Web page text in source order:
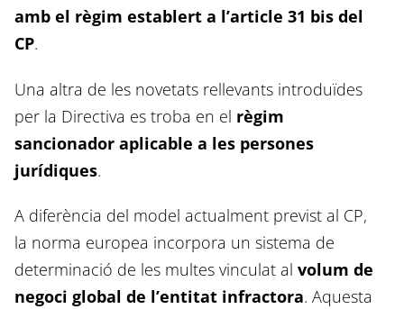
amb el règim establert a l’article 31 bis del
CP.
Una altra de les novetats rellevants introduïdes
per la Directiva es troba en el règim
sancionador aplicable a les persones
jurídiques.
A diferència del model actualment previst al CP,
la norma europea incorpora un sistema de
determinació de les multes vinculat al volum de
negoci global de l’entitat infractora. Aquesta